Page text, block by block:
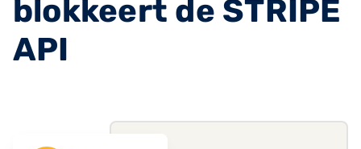
blokkeert de STRIPE
API